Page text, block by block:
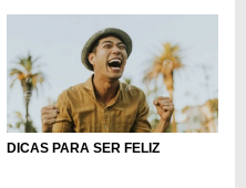
DICAS PARA SER FELIZ